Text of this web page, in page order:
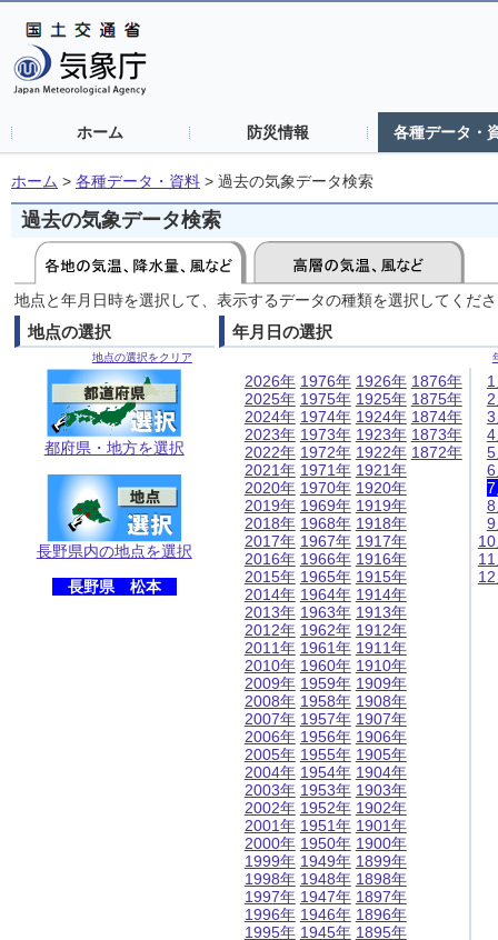
ホーム 防災情報 各種データ・
ホーム > 各種データ・資料 > 過去の気象データ検索
過去の気象データ検索
地点と年月日時を選択して、表示するデータの種類を選択してくだ
地点の選択
地点の選択をクリア
都府県・地方を選択
長野県内の地点を選択
長野県 松本
年月日の選択
2026年
2025年
2024年
2023年
2022年
2021年
2020年
2019年
2018年
2017年
2016年
2015年
2014年
2013年
2012年
2011年
2010年
2009年
2008年
2007年
2006年
2005年
2004年
2003年
2002年
2001年
2000年
1999年
1998年
1997年
1996年
1995年
1976年
1975年
1974年
1973年
1972年
1971年
1970年
1969年
1968年
1967年
1966年
1965年
1964年
1963年
1962年
1961年
1960年
1959年
1958年
1957年
1956年
1955年
1954年
1953年
1952年
1951年
1950年
1949年
1948年
1947年
1946年
1945年
1926年
1925年
1924年
1923年
1922年
1921年
1920年
1919年
1918年
1917年
1916年
1915年
1914年
1913年
1912年
1911年
1910年
1909年
1908年
1907年
1906年
1905年
1904年
1903年
1902年
1901年
1900年
1899年
1898年
1897年
1896年
1895年
1876年
1875年
1874年
1873年
1872年